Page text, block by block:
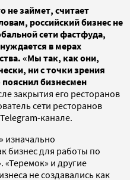
не займет, считает
российский бизнес не
сети фастфуда,
в мерах
«Мы так, как они,
ни с точки зрения
бизнесмен
закрытия его ресторанов
сети ресторанов
канале.
изначально
бизнес для работы по
«Теремок» и другие
не создавались как